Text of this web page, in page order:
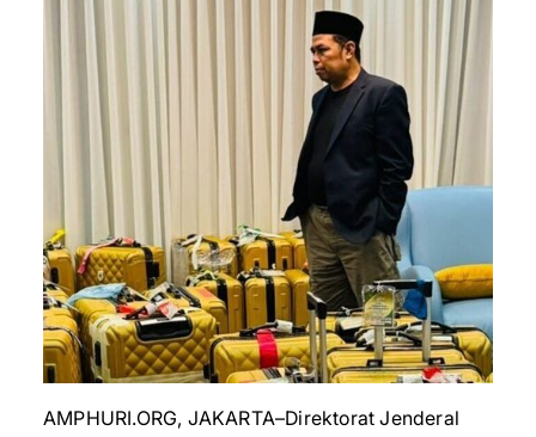
AMPHURI.ORG, JAKARTA–Direktorat Jenderal